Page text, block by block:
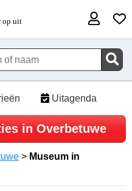
Uitagenda
in Overbetuwe
> Museum in